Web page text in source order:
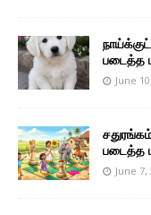
படைத்த
June
படைத்த
June 7,